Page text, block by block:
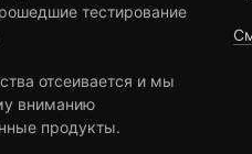
тестирование
отсеивается и мы
вниманию
продукты.